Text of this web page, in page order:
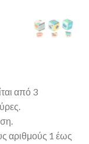
από 3
αριθμούς 1 έως